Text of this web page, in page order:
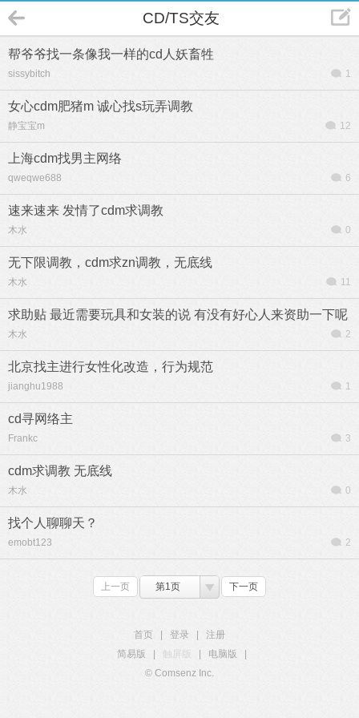
CD/TS交友
帮爷爷找一条像我一样的cd人妖畜牲
sissybitch 1
女心cdm肥猪m 诚心找s玩弄调教
静宝宝m 12
上海cdm找男主网络
qweqwe688 6
速来速来 发情了cdm求调教
木水 0
无下限调教，cdm求zn调教，无底线
木水 11
求助贴 最近需要玩具和女装的说 有没有好心人来资助一下呢
木水 2
北京找主进行女性化改造，行为规范
jianghu1988 1
cd寻网络主
Frankc 3
cdm求调教 无底线
木水 0
找个人聊聊天？
emobt123 2
上一页 第1页 下一页
首页 登录
注册
简易版
触屏版 电脑版
© Comsenz Inc.